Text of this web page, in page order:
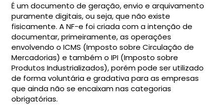
É um documento de geração, envio e arquivamento
puramente digitais, ou seja, que não existe
fisicamente. A NF-e foi criada com a intenção de
documentar, primeiramente, as operações
envolvendo o ICMS (Imposto sobre Circulação de
Mercadorias) e também o IPI (Imposto sobre
Produtos Industrializados), porém pode ser utilizado
de forma voluntária e gradativa para as empresas
que ainda não se encaixam nas categorias
obrigatórias.